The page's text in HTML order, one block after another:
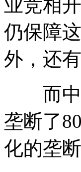
业竞相
仍保障
外，还
而中
垄断了
化的垄